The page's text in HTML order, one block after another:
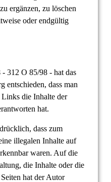
ergänzen, zu löschen
oder endgültig
312 O 85/98 - hat das
entschieden, dass man
die Inhalte der
hat.
dass zum
illegalen Inhalte auf
waren. Auf die
die Inhalte oder die
hat der Autor